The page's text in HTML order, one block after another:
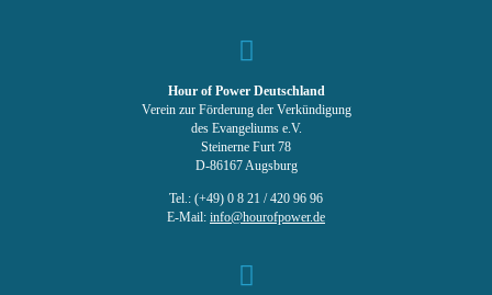
Hour of Power Deutschland
Verein zur Förderung der Verkündigung
des Evangeliums e.V.
Steinerne Furt 78
D-86167 Augsburg
Tel.: (+49) 0 8 21 / 420 96 96
E-Mail: info@hourofpower.de